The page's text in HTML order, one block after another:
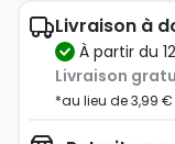
Livraison à
à partir du
Livraison
*au lieu de 3,99